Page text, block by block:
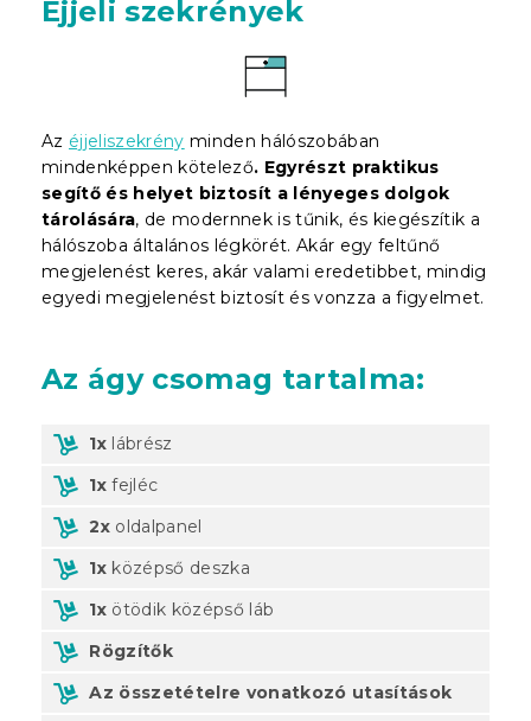
Éjjeli szekrények
Az éjjeliszekrény minden hálószobában
mindenképpen kötelező. Egyrészt praktikus
segítő és helyet biztosít a lényeges dolgok
tárolására, de modernnek is tűnik, és kiegészítik a
hálószoba általános légkörét. Akár egy feltűnő
megjelenést keres, akár valami eredetibbet, mindig
egyedi megjelenést biztosít és vonzza a figyelmet.
Az ágy csomag tartalma:
1x lábrész
1x fejléc
2x oldalpanel
1x középső deszka
1x ötödik középső láb
Rögzítők
Az összetételre vonatkozó utasítások